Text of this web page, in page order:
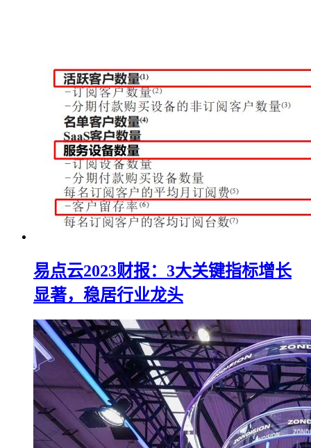
易点云2023财报：3大关键指标增长
显著，稳居行业龙头